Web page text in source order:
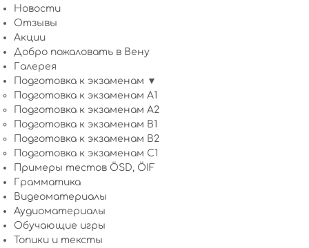
Новости
Отзывы
Акции
Добро пожаловать в Вену
Галерея
Подготовка к экзаменам ▼
Подготовка к экзаменам A1
Подготовка к экзаменам A2
Подготовка к экзаменам B1
Подготовка к экзаменам B2
Подготовка к экзаменам C1
Примеры тестов ÖSD, ÖIF
Грамматика
Видеоматериалы
Аудиоматериалы
Обучающие игры
Топики и тексты